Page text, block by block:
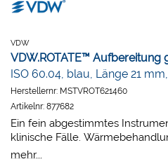
VDW
VDW.ROTATE™ Aufbereitung
ISO 60.04, blau, Länge 21
Herstellernr: MSTVROT621460
Artikelnr: 877682
Ein fein abgestimmtes
klinische Fälle.
Einbußen bei der
mehr...